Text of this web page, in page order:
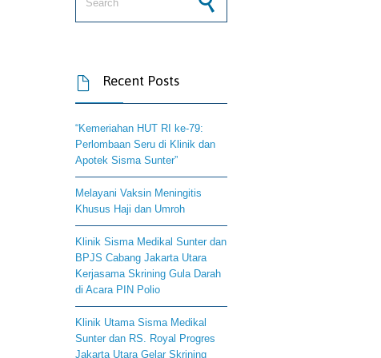
 Recent Posts
“Kemeriahan HUT RI ke-79:
Perlombaan Seru di Klinik dan
Apotek Sisma Sunter”
Melayani Vaksin Meningitis
Khusus Haji dan Umroh
Klinik Sisma Medikal Sunter dan
BPJS Cabang Jakarta Utara
Kerjasama Skrining Gula Darah
di Acara PIN Polio
Klinik Utama Sisma Medikal
Sunter dan RS. Royal Progres
Jakarta Utara Gelar Skrining